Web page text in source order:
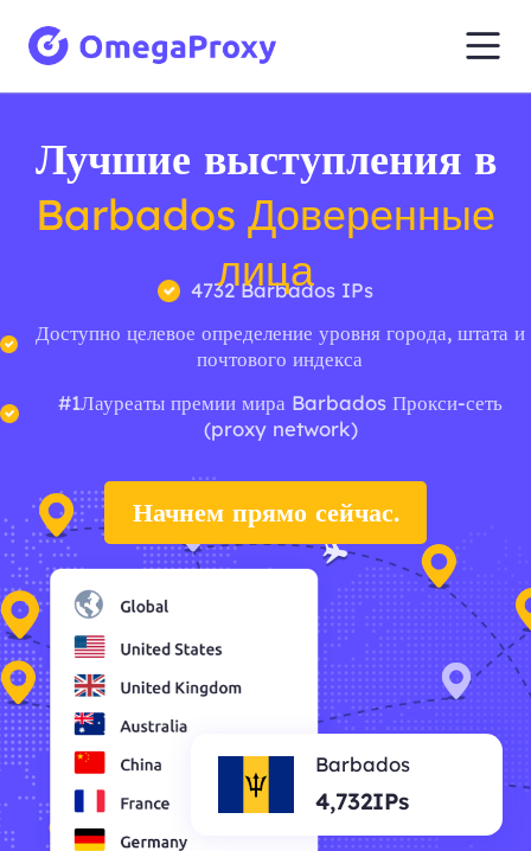
Лучшие выступления в
Barbados Доверенные
лица
4732 Barbados IPs
Доступно целевое определение уровня города, штата и
почтового индекса
#1Лауреаты премии мира Barbados Прокси-сеть
(proxy network)
Начнем прямо сейчас.
Barbados
4,732IPs